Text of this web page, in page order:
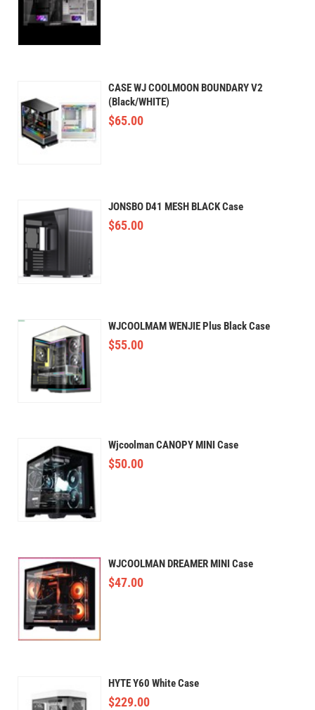
CASE WJ COOLMOON BOUNDARY V2
(Black/WHITE)
$65.00
JONSBO D41 MESH BLACK Case
$65.00
WJCOOLMAM WENJIE Plus Black Case
$55.00
Wjcoolman CANOPY MINI Case
$50.00
WJCOOLMAN DREAMER MINI Case
$47.00
HYTE Y60 White Case
$229.00